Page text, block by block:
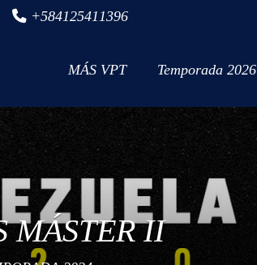
+584125411396
MÁS VPT Temporada 2026
MÁSTER II